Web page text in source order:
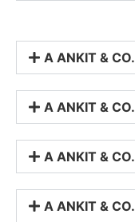
A ANKIT & CO.
A ANKIT & CO.
A ANKIT & CO.
A ANKIT & CO.